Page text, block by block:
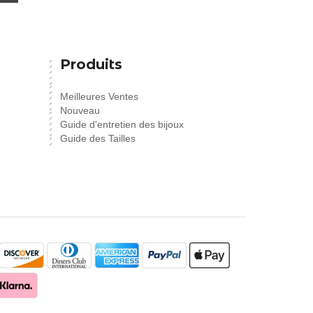
Produits
Meilleures Ventes
Nouveau
Guide d'entretien des bijoux
Guide des Tailles